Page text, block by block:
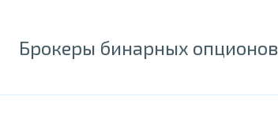
Брокеры бинарных опционов